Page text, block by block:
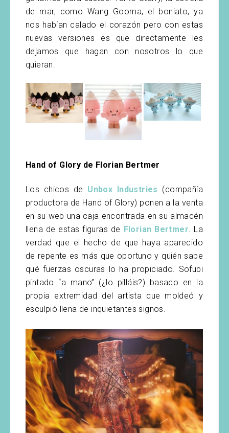
de mar, como Wang Gooma, el boniato, ya
nos habían calado el corazón pero con estas
nuevas versiones es que directamente les
dejamos que hagan con nosotros lo que
quieran.
Hand of Glory de Florian Bertmer
Los chicos de Unbox Industries (compañía
productora de Hand of Glory) ponen a la venta
en su web una caja encontrada en su almacén
llena de estas figuras de Florian Bertmer . La
verdad que el hecho de que haya aparecido
de repente es más que oportuno y quién sabe
qué fuerzas oscuras lo ha propiciado. Sofubi
pintado “a mano” (¿lo pilláis?) basado en la
propia extremidad del artista que moldeó y
esculpió llena de inquietantes signos.